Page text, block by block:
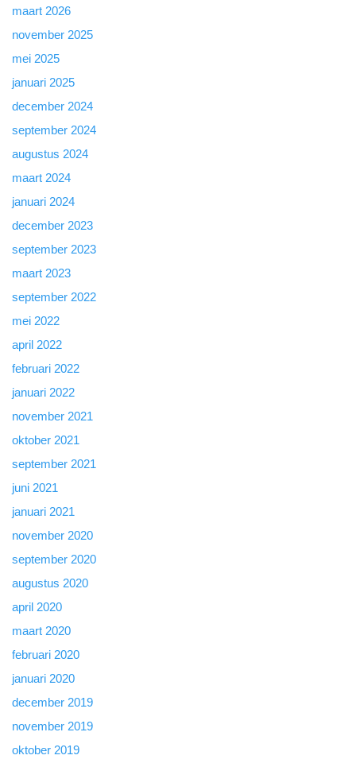
maart 2026
november 2025
mei 2025
januari 2025
december 2024
september 2024
augustus 2024
maart 2024
januari 2024
december 2023
september 2023
maart 2023
september 2022
mei 2022
april 2022
februari 2022
januari 2022
november 2021
oktober 2021
september 2021
juni 2021
januari 2021
november 2020
september 2020
augustus 2020
april 2020
maart 2020
februari 2020
januari 2020
december 2019
november 2019
oktober 2019